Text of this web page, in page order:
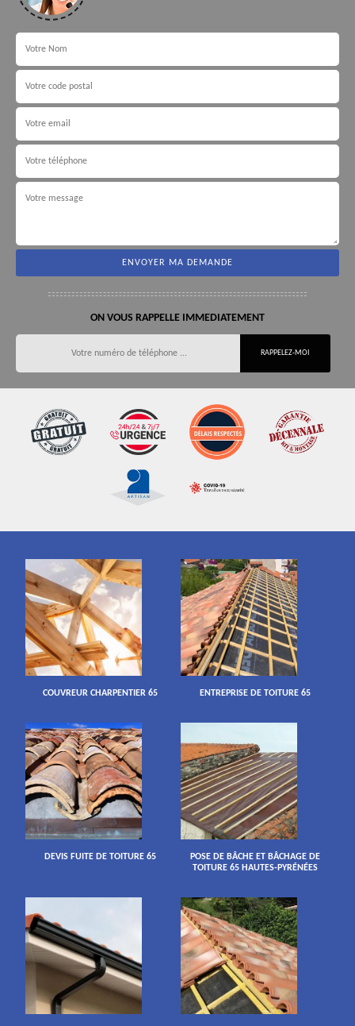
ON VOUS RAPPELLE IMMEDIATEMENT
COUVREUR CHARPENTIER 65 ENTREPRISE DE TOITURE 65
DEVIS FUITE DE TOITURE 65
POSE DE BÂCHE ET BÂCHAGE DE
TOITURE 65 HAUTES-PYRÉNÉES